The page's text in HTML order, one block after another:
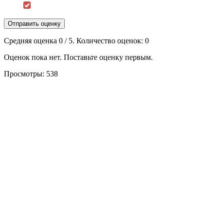
Отправить оценку
Средняя оценка 0 / 5. Количество оценок: 0
Оценок пока нет. Поставьте оценку первым.
Просмотры: 538